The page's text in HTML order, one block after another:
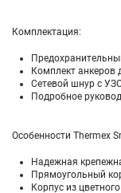
Комплектация:
Комплект анкеров
Сетевой шнур с
Подробное
Особенности Thermex
Надежная
Прямоугольный
Корпус из